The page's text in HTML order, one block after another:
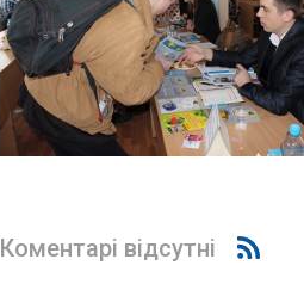
Коментарі відсутні